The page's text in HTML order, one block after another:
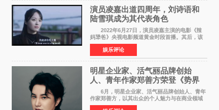
演员凌嘉出道四周年，刘诗语和
陆雪琪成为其代表角色
2022年6月27日，演员凌嘉主演的电影《辣
妈犟爸》央视电影频道黄金时段首播。其后，该
电影在央视电影频道多次复播（2022年8月10
日，2022年9月30日，2023年7月17日，2025年7
月14日）。除了多次复
娱乐评论
明星企业家、活气丽品牌创始
人、青年作家郑善方荣登《势界
POWERCIRCLES》6月刊
6月，明星企业家、活气丽品牌创始人、青年
作家郑善方，以其出众的个人魅力与在商业领域
的卓越建树，成功登上《势界